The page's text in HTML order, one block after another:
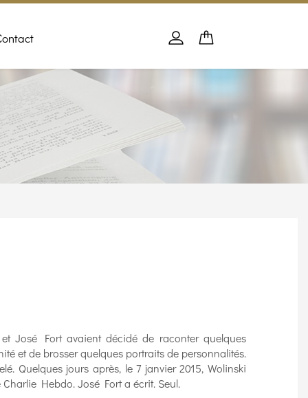
Panier
Se connecter
PANIER
José Fort avaient décidé de raconter quelques
et de brosser quelques portraits de personnalités.
Quelques jours après, le 7 janvier 2015, Wolinski
Hebdo. José Fort a écrit. Seul.